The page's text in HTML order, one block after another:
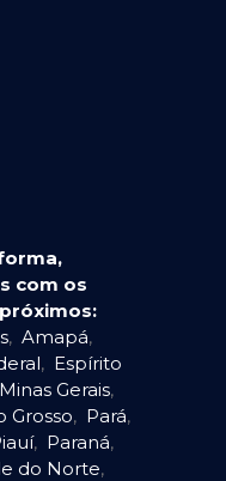
com os
, Amapá,
, Espírito
Minas Gerais,
Grosso, Pará,
, Paraná,
do Norte,